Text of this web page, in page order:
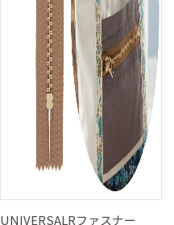
UNIVERSALRファスナー